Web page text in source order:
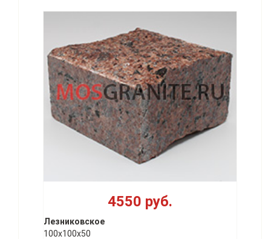
4550 руб.
Лезниковское
100х100х50